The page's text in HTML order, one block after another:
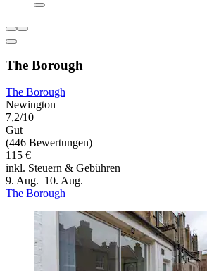
The Borough
The Borough
Newington
7,2/10
Gut
(446 Bewertungen)
115 €
inkl. Steuern & Gebühren
9. Aug.–10. Aug.
The Borough